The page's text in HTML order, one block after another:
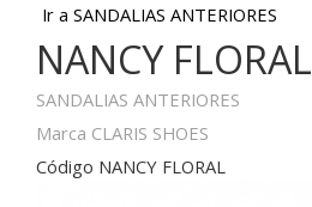
Ir a SANDALIAS ANTERIORES
NANCY FLORAL
SANDALIAS ANTERIORES
Marca CLARIS SHOES
Código NANCY FLORAL